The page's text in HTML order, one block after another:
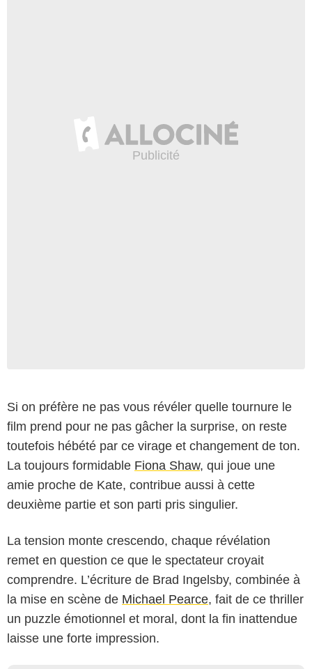
Si on préfère ne pas vous révéler quelle tournure le
film prend pour ne pas gâcher la surprise, on reste
toutefois hébété par ce virage et changement de ton.
La toujours formidable Fiona Shaw, qui joue une
amie proche de Kate, contribue aussi à cette
deuxième partie et son parti pris singulier.
La tension monte crescendo, chaque révélation
remet en question ce que le spectateur croyait
comprendre. L’écriture de Brad Ingelsby, combinée à
la mise en scène de Michael Pearce, fait de ce thriller
un puzzle émotionnel et moral, dont la fin inattendue
laisse une forte impression.